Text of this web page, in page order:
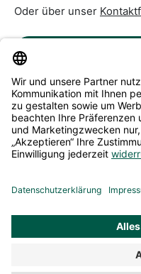
Oder über unser
Service & Beratung
Informationen
Alle Preise inkl. gesetzl.
und ggf.